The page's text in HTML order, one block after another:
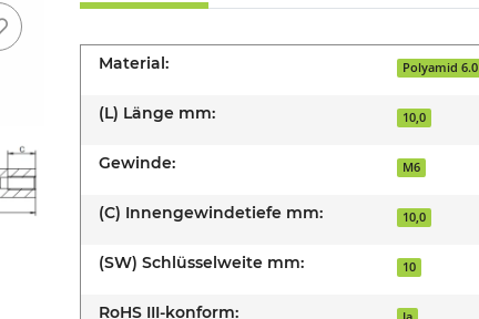
Material: Polyamid 6.0
(L) Länge mm: 10,0
Gewinde: M6
(C) Innengewindetiefe mm: 10,0
(SW) Schlüsselweite mm: 10
RoHS III-konform: